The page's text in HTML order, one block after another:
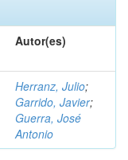
Autor(es)
Herranz, Julio;
Garrido, Javier;
Guerra, José
Antonio